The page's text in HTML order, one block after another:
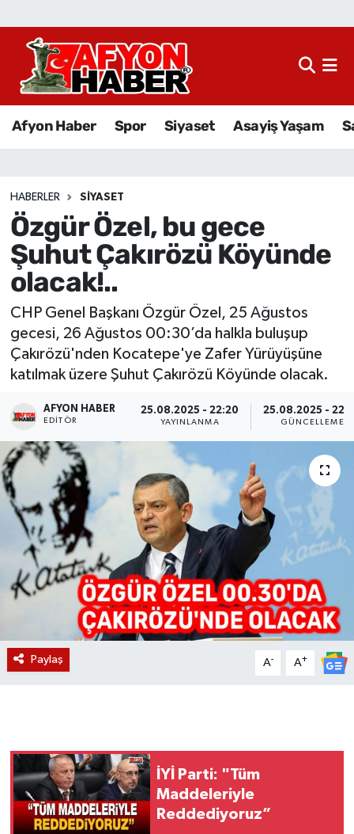
Afyon Haber Spor Siyaset Asayiş Yaşam
HABERLER SIYASET
Özgür Özel, bu gece
Şuhut Çakırözü Köyünde
olacak!..
CHP Genel Başkanı Özgür Özel, 25 Ağustos
gecesi, 26 Ağustos 00:30’da halkla buluşup
Çakırözü'nden Kocatepe'ye Zafer Yürüyüşüne
katılmak üzere Şuhut Çakırözü Köyünde olacak.
AFYON HABER
EDITÖR
25.08.2025 - 22:20
YAYINLANMA
25.08.2025 -
GÜNCELLEME
Paylaş A- A+
İYİ Parti: "Tüm
Maddeleriyle
Reddediyoruz”
Afyon Haber
Sağlık
Eğitim
Ekonomi
Magazin
Etkinlikler